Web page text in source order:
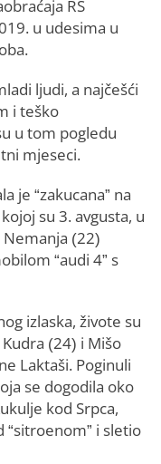
RS
u udesima u
ljudi, a najčešći
i teško
u tom pogledu
mjeseci.
je “zakucana” na
su 3. avgusta, u
(22)
“audi 4” s
izlaska, živote su
(24) i Mišo
Laktaši. Poginuli
se dogodila oko
kod Srpca,
“sitroenom” i sletio